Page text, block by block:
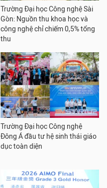
Trường Đại học Công nghệ Sài
Gòn: Nguồn thu khoa học và
công nghệ chỉ chiếm 0,5% tổng
thu
Trường Đại học Công nghệ
Đông Á đầu tư hệ sinh thái giáo
dục toàn diện